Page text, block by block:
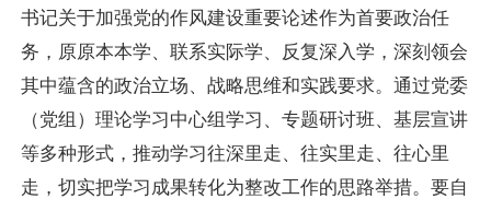
书记关于加强党的作风建设重要论述作为首要政治任
务，原原本本学、联系实际学、反复深入学，深刻领会
其中蕴含的政治立场、战略思维和实践要求。通过党委
（党组）理论学习中心组学习、专题研讨班、基层宣讲
等多种形式，推动学习往深里走、往实里走、往心里
走，切实把学习成果转化为整改工作的思路举措。要自